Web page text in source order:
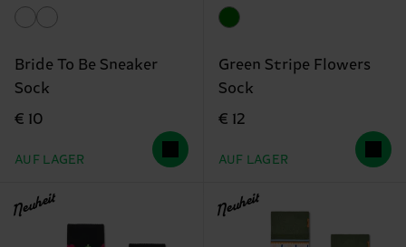
Bride To Be Sneaker
Sock
€ 10
AUF LAGER
Green Stripe Flowers
Sock
€ 12
AUF LAGER
Neuheit Neuheit